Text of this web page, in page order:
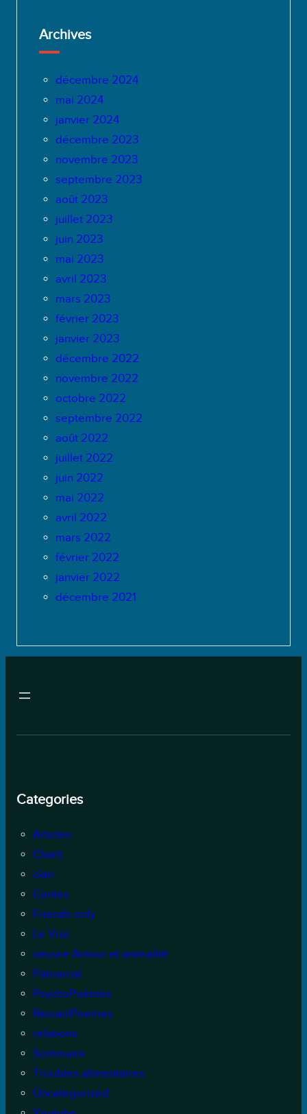
Archives
décembre 2024
mai 2024
janvier 2024
décembre 2023
novembre 2023
septembre 2023
août 2023
juillet 2023
juin 2023
mai 2023
avril 2023
mars 2023
février 2023
janvier 2023
décembre 2022
novembre 2022
octobre 2022
septembre 2022
août 2022
juillet 2022
juin 2022
mai 2022
avril 2022
mars 2022
février 2022
janvier 2022
décembre 2021
Categories
Articles
Chant
clan
Contes
Friends only
Le Vrai
oeuvre Amour et animalité
Patriarcat
PsychoPoèmes
RecueilPoemes
relations
Sommaire
Troubles alimentaires
Uncategorized